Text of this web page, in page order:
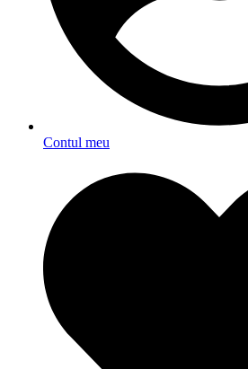
Contul meu